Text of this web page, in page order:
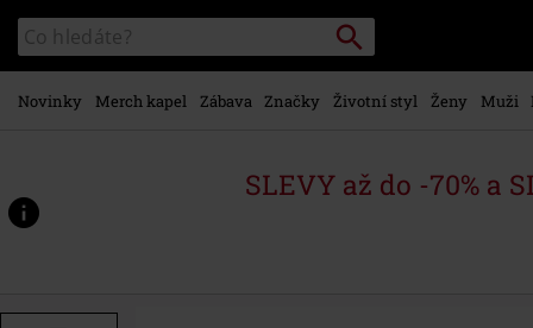
hlavnímu
obsahu
Katalog
vyhledávání
Vyhledávání
Novinky Merch kapel Zábava Značky Životní styl Ženy Muži
SLEVY až do -70% a
www.emp-